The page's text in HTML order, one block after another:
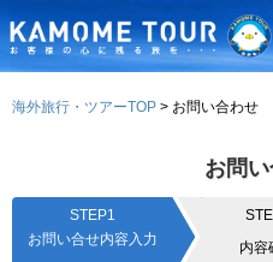
海外旅行・ツアーTOP お問い合わせ
お問
STEP1
お問い合せ内容入力
内容